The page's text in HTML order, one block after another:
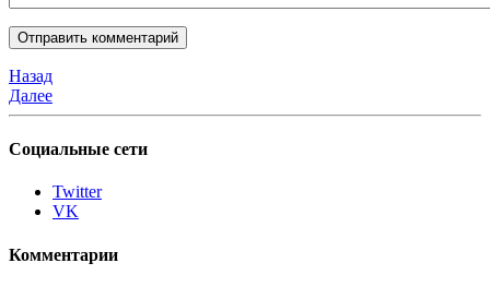
Назад
Далее
Социальные сети
Twitter
VK
Комментарии